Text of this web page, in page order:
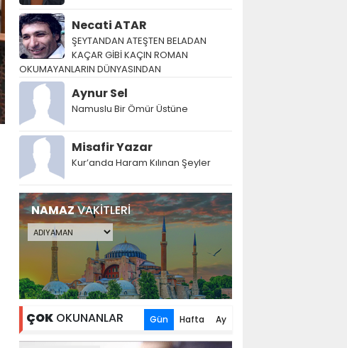
Necati ATAR
ŞEYTANDAN ATEŞTEN BELADAN
KAÇAR GİBİ KAÇIN ROMAN
OKUMAYANLARIN DÜNYASINDAN
Aynur Sel
Namuslu Bir Ömür Üstüne
Misafir Yazar
Kur’anda Haram Kılınan Şeyler
NAMAZVAKİTLERİ
ÇOK OKUNANLAR Gün Hafta Ay